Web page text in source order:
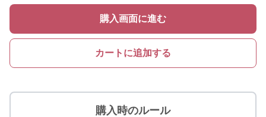
購入画面に進む
カートに追加する
購入時のルール